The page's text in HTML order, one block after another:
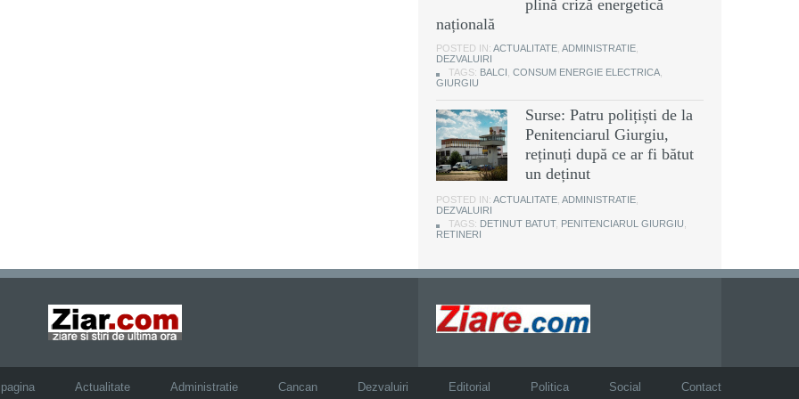
plină criză energetică
națională
POSTED IN: ACTUALITATE ADMINISTRATIE
DEZVALUIRI
TAGS: BALCI CONSUM ENERGIE ELECTRICA
GIURGIU
Surse: Patru polițiști de la
Penitenciarul Giurgiu,
reținuți după ce ar fi bătut
un deținut
POSTED IN: ACTUALITATE ADMINISTRATIE
DEZVALUIRI
TAGS: DETINUT BATUT, PENITENCIARUL GIURGIU
RETINERI
Actualitate Administratie Cancan Dezvaluiri Editorial Politica Social Contact